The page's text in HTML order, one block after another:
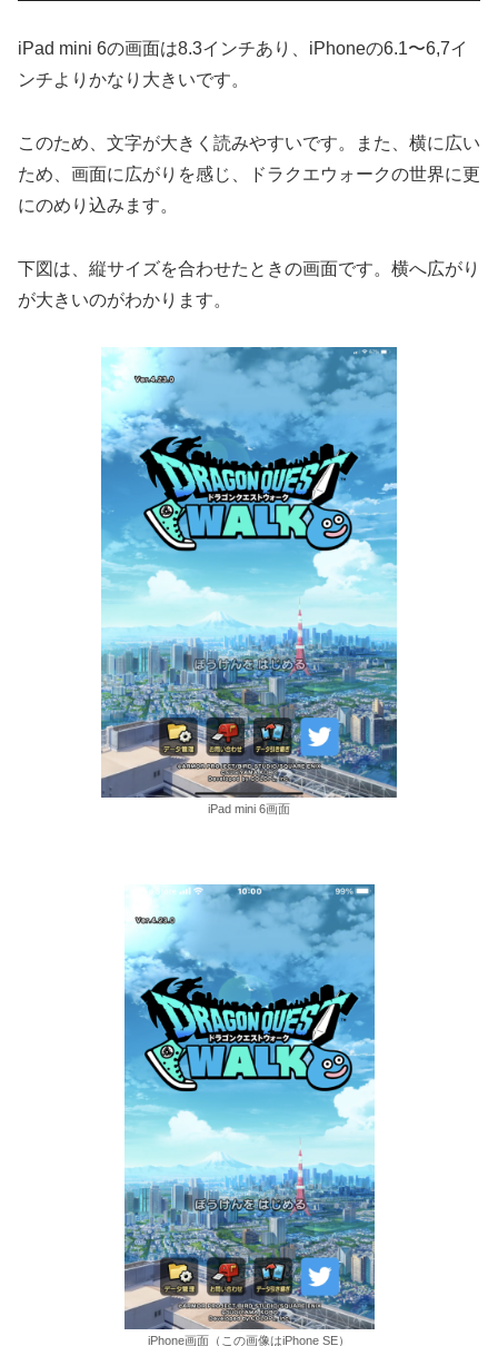
iPad mini 6の画面は8.3インチあり、iPhoneの6.1〜6,7イ
ンチよりかなり大きいです。
このため、文字が大きく読みやすいです。また、横に広い
ため、画面に広がりを感じ、ドラクエウォークの世界に更
にのめり込みます。
下図は、縦サイズを合わせたときの画面です。横へ広がり
が大きいのがわかります。
iPad mini 6画面
iPhone画面（この画像はiPhone SE）